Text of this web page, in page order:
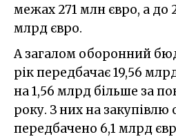
межах 271 млн євро, а до
млрд євро.
А загалом оборонний
рік передбачає 19,56
на 1,56 млрд більше за
року. З них на закупівлю
передбачено 6,1 млрд